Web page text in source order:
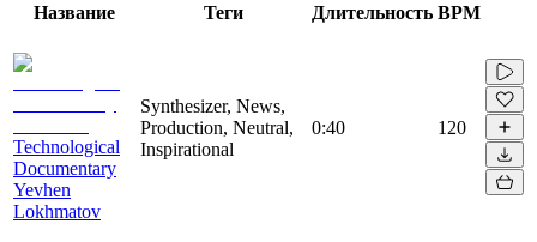
Название Теги Длительность BPM
Technological
Documentary
Yevhen
Lokhmatov
Synthesizer, News,
Production, Neutral,
Inspirational
0:40 120